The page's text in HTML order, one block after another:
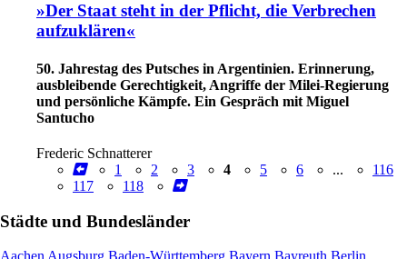
»Der Staat steht in der Pflicht, die Verbrechen
aufzuklären«
50. Jahrestag des Putsches in Argentinien. Erinnerung,
ausbleibende Gerechtigkeit, Angriffe der Milei-Regierung
und persönliche Kämpfe. Ein Gespräch mit Miguel
Santucho
Frederic Schnatterer
1
2 3 4 5 6 ...
116
117
118
Städte und Bundesländer